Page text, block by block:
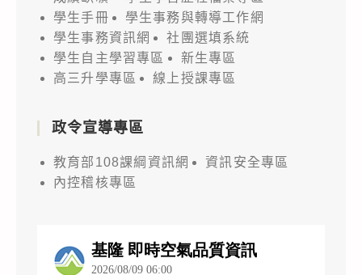
學生手冊
學生事務與轉導工作網
學生事務資訊網
社團選填系統
學生自主學習專區
新生專區
高三升學專區
線上授課專區
政令宣導專區
教育部108課綱資訊網
資訊安全專區
內控稽核專區